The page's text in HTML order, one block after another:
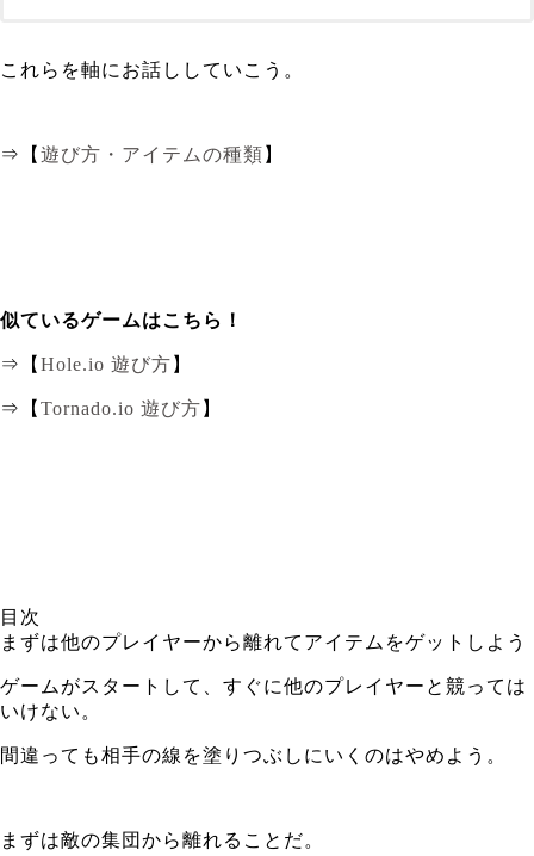
これらを軸にお話ししていこう。
⇒【 遊び方・アイテムの種類 】
似ているゲームはこちら！
⇒【 Hole.io 遊び方 】
⇒【 Tornado.io 遊び方 】
目次
まずは他のプレイヤーから離れてアイテムをゲットしよう
ゲームがスタートして、すぐに他のプレイヤーと競っては
いけない。
間違っても相手の線を塗りつぶしにいくのはやめよう。
まずは敵の集団から離れることだ。